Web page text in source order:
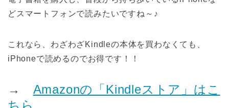
どスマートフォンで読みたいですね～♪
これなら、わざわざKindleの本体を買わなくても、
iPhoneで読めるのでお得です！！
→ Amazonの「Kindleストア」はこ
ちら